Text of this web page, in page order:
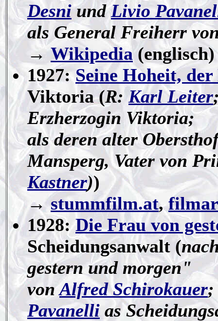
DesniundLivio
als General Freiherr
→Wikipedia(englisch)
1927:Seine Hoheit,
Viktoria (R:Karl Leiter
Erzherzogin Viktoria;
als deren alter
Mansperg, Vater von
Kastner))
→stummfilm.at,
1928:Die Frau von
Scheidungsanwalt (
gestern und morgen"
vonAlfred Schirokauer
Pavanelli as